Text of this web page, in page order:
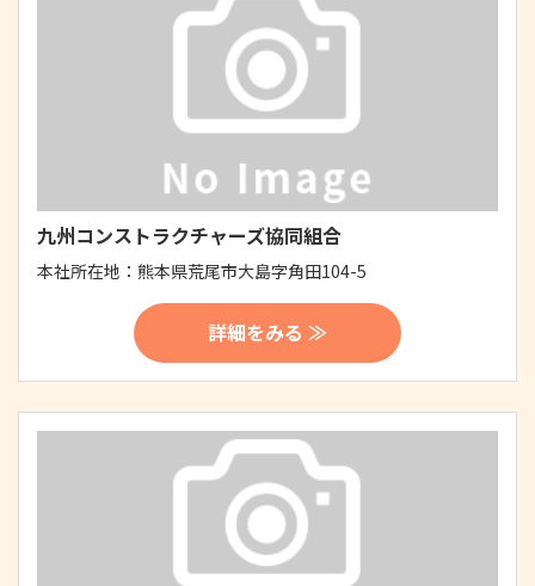
九州コンストラクチャーズ協同組合
本社所在地： 熊本県荒尾市大島字角田104-5
詳細をみる ≫